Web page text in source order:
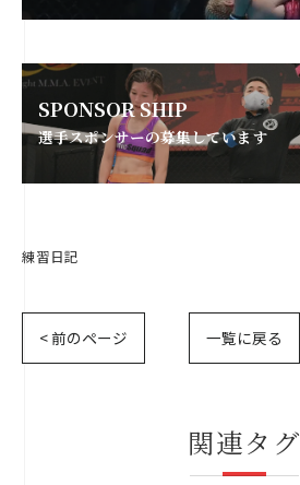
SPONSOR SHIP
選手スポンサーの募集しています
練習日記
< 前のページ 一覧に戻る
関連タグ